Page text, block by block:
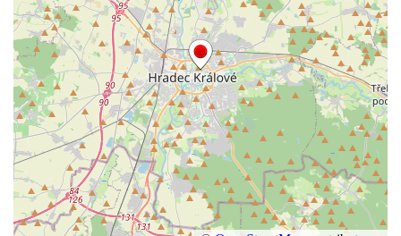
Budějovicích
Socha svatého Josefa na nádvoří kláštera
dominikánů v Českých Budějovicích
Socha svaté Anny na nádvoří kláštera
dominikánů v Českých Budějovicích
Socha svatého Dominika na nádvoří
kláštera dominikánů v Českých
Budějovicích
Sousoší Kalvárie před klášterem